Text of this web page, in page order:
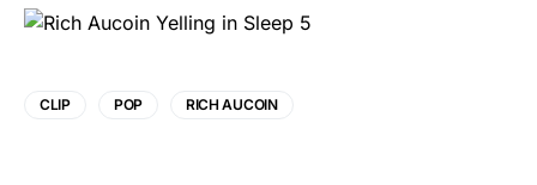
CLIP POP RICH AUCOIN